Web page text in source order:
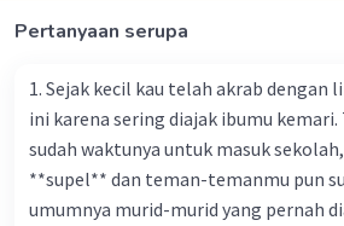
Pertanyaan serupa
1. Sejak kecil kau telah akrab dengan
ini karena sering diajak ibumu
sudah waktunya untuk masuk
**supel** dan teman-temanmu pun
umumnya murid-murid yang pernah